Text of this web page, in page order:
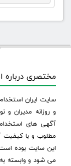
مختصری درباره
و روزانه مدیران
آگهی های
مطلوب و با کیفیت
این سایت بوده
می شود و وابسته